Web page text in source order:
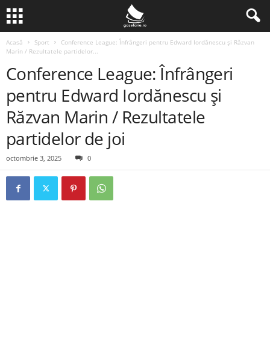
Acasă Sport
Conference League: Înfrângeri pentru Edward Iordănescu şi Răzvan
Marin / Rezultatele partidelor...
Conference League: Înfrângeri
pentru Edward Iordănescu şi
Răzvan Marin / Rezultatele
partidelor de joi
octombrie 3, 2025 0